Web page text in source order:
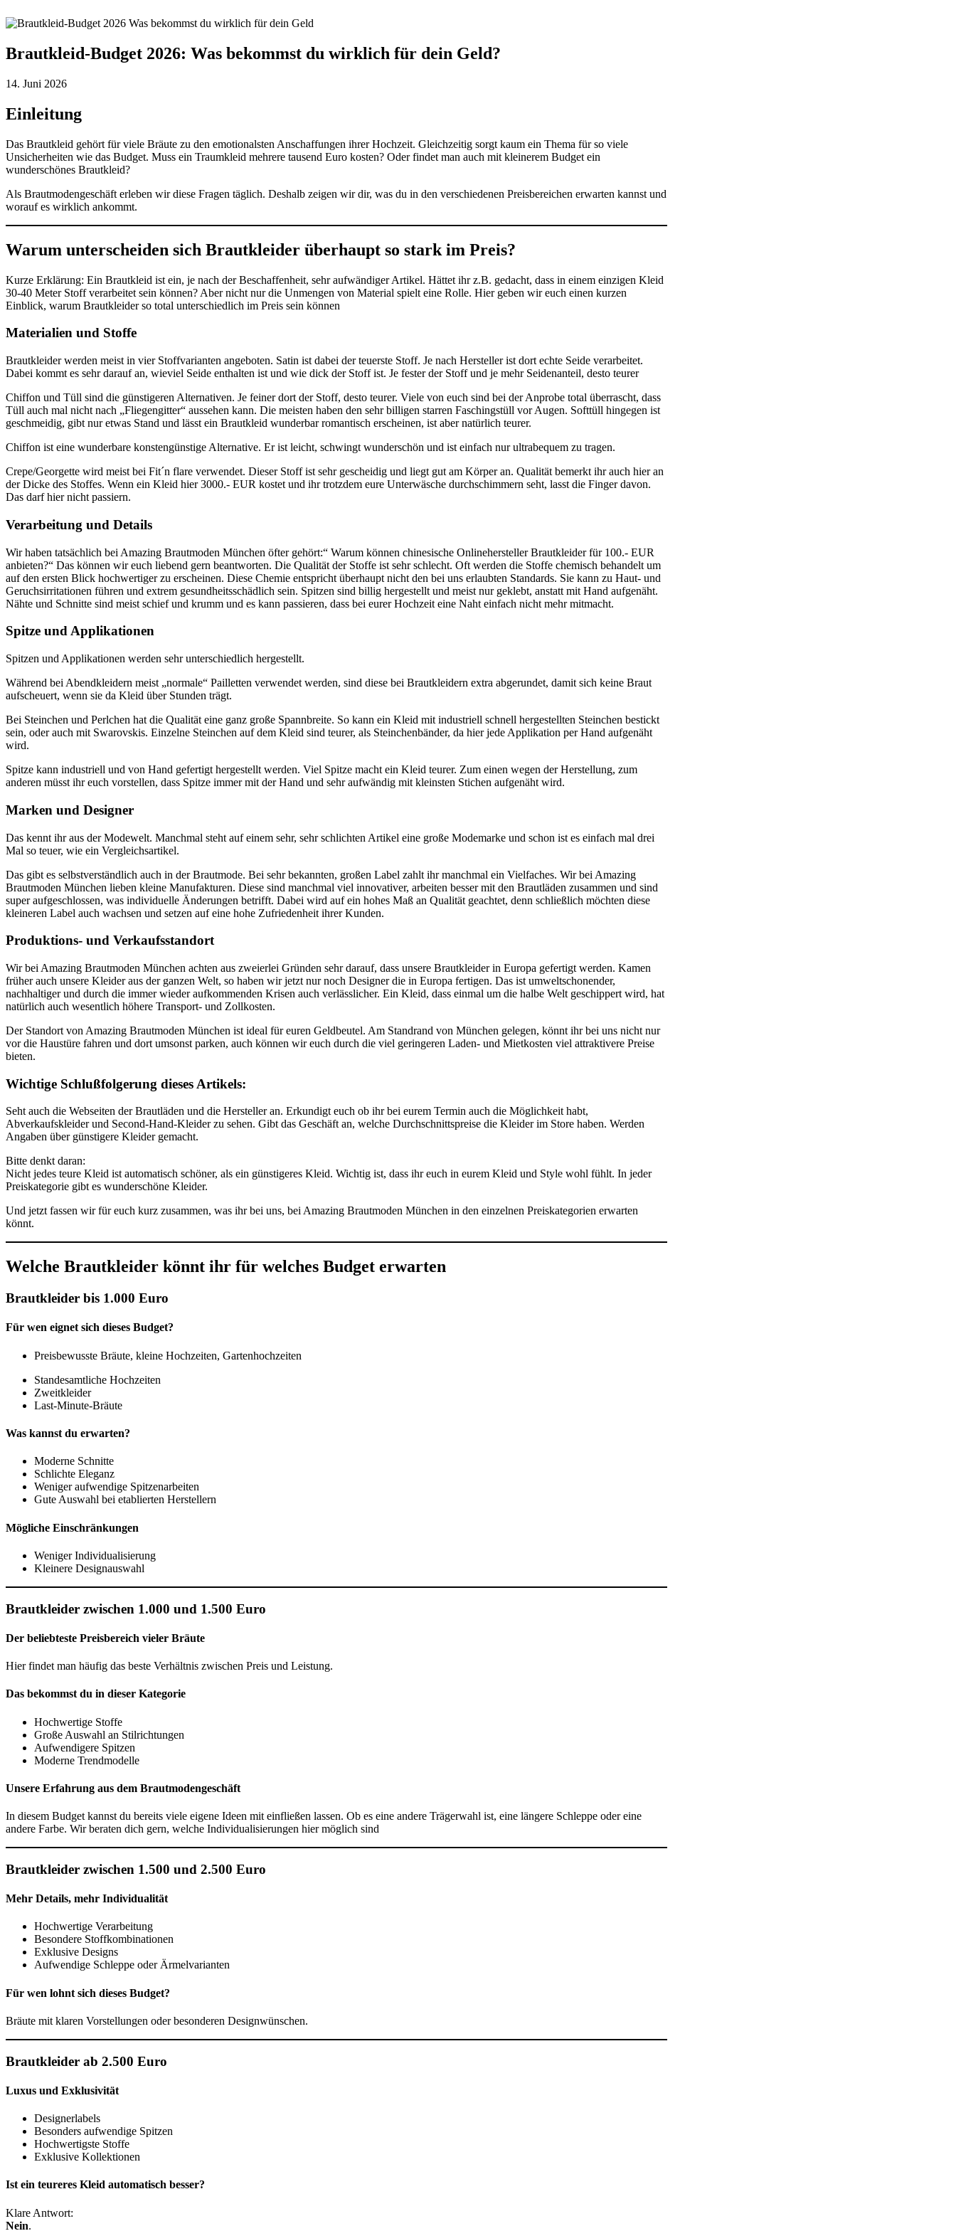
Brautkleid-Budget 2026: Was bekommst du wirklich für dein Geld?
14. Juni 2026
Einleitung
Das Brautkleid gehört für viele Bräute zu den emotionalsten Anschaffungen ihrer Hochzeit. Gleichzeitig sorgt kaum ein Thema für so viele
Unsicherheiten wie das Budget. Muss ein Traumkleid mehrere tausend Euro kosten? Oder findet man auch mit kleinerem Budget ein
wunderschönes Brautkleid?
Als Brautmodengeschäft erleben wir diese Fragen täglich. Deshalb zeigen wir dir, was du in den verschiedenen Preisbereichen erwarten kannst und
worauf es wirklich ankommt.
Warum unterscheiden sich Brautkleider überhaupt so stark im Preis?
Kurze Erklärung: Ein Brautkleid ist ein, je nach der Beschaffenheit, sehr aufwändiger Artikel. Hättet ihr z.B. gedacht, dass in einem einzigen Kleid
30-40 Meter Stoff verarbeitet sein können? Aber nicht nur die Unmengen von Material spielt eine Rolle. Hier geben wir euch einen kurzen
Einblick, warum Brautkleider so total unterschiedlich im Preis sein können
Materialien und Stoffe
Brautkleider werden meist in vier Stoffvarianten angeboten. Satin ist dabei der teuerste Stoff. Je nach Hersteller ist dort echte Seide verarbeitet.
Dabei kommt es sehr darauf an, wieviel Seide enthalten ist und wie dick der Stoff ist. Je fester der Stoff und je mehr Seidenanteil, desto teurer
Chiffon und Tüll sind die günstigeren Alternativen. Je feiner dort der Stoff, desto teurer. Viele von euch sind bei der Anprobe total überrascht, dass
Tüll auch mal nicht nach „Fliegengitter“ aussehen kann. Die meisten haben den sehr billigen starren Faschingstüll vor Augen. Softtüll hingegen ist
geschmeidig, gibt nur etwas Stand und lässt ein Brautkleid wunderbar romantisch erscheinen, ist aber natürlich teurer.
Chiffon ist eine wunderbare konstengünstige Alternative. Er ist leicht, schwingt wunderschön und ist einfach nur ultrabequem zu tragen.
Crepe/Georgette wird meist bei Fit´n flare verwendet. Dieser Stoff ist sehr gescheidig und liegt gut am Körper an. Qualität bemerkt ihr auch hier an
der Dicke des Stoffes. Wenn ein Kleid hier 3000.- EUR kostet und ihr trotzdem eure Unterwäsche durchschimmern seht, lasst die Finger davon.
Das darf hier nicht passiern.
Verarbeitung und Details
Wir haben tatsächlich bei Amazing Brautmoden München öfter gehört:“ Warum können chinesische Onlinehersteller Brautkleider für 100.- EUR
anbieten?“ Das können wir euch liebend gern beantworten. Die Qualität der Stoffe ist sehr schlecht. Oft werden die Stoffe chemisch behandelt um
auf den ersten Blick hochwertiger zu erscheinen. Diese Chemie entspricht überhaupt nicht den bei uns erlaubten Standards. Sie kann zu Haut- und
Geruchsirritationen führen und extrem gesundheitsschädlich sein. Spitzen sind billig hergestellt und meist nur geklebt, anstatt mit Hand aufgenäht.
Nähte und Schnitte sind meist schief und krumm und es kann passieren, dass bei eurer Hochzeit eine Naht einfach nicht mehr mitmacht.
Spitze und Applikationen
Spitzen und Applikationen werden sehr unterschiedlich hergestellt.
Während bei Abendkleidern meist „normale“ Pailletten verwendet werden, sind diese bei Brautkleidern extra abgerundet, damit sich keine Braut
aufscheuert, wenn sie da Kleid über Stunden trägt.
Bei Steinchen und Perlchen hat die Qualität eine ganz große Spannbreite. So kann ein Kleid mit industriell schnell hergestellten Steinchen bestickt
sein, oder auch mit Swarovskis. Einzelne Steinchen auf dem Kleid sind teurer, als Steinchenbänder, da hier jede Applikation per Hand aufgenäht
wird.
Spitze kann industriell und von Hand gefertigt hergestellt werden. Viel Spitze macht ein Kleid teurer. Zum einen wegen der Herstellung, zum
anderen müsst ihr euch vorstellen, dass Spitze immer mit der Hand und sehr aufwändig mit kleinsten Stichen aufgenäht wird.
Marken und Designer
Das kennt ihr aus der Modewelt. Manchmal steht auf einem sehr, sehr schlichten Artikel eine große Modemarke und schon ist es einfach mal drei
Mal so teuer, wie ein Vergleichsartikel.
Das gibt es selbstverständlich auch in der Brautmode. Bei sehr bekannten, großen Label zahlt ihr manchmal ein Vielfaches. Wir bei Amazing
Brautmoden München lieben kleine Manufakturen. Diese sind manchmal viel innovativer, arbeiten besser mit den Brautläden zusammen und sind
super aufgeschlossen, was individuelle Änderungen betrifft. Dabei wird auf ein hohes Maß an Qualität geachtet, denn schließlich möchten diese
kleineren Label auch wachsen und setzen auf eine hohe Zufriedenheit ihrer Kunden.
Produktions- und Verkaufsstandort
Wir bei Amazing Brautmoden München achten aus zweierlei Gründen sehr darauf, dass unsere Brautkleider in Europa gefertigt werden. Kamen
früher auch unsere Kleider aus der ganzen Welt, so haben wir jetzt nur noch Designer die in Europa fertigen. Das ist umweltschonender,
nachhaltiger und durch die immer wieder aufkommenden Krisen auch verlässlicher. Ein Kleid, dass einmal um die halbe Welt geschippert wird, hat
natürlich auch wesentlich höhere Transport- und Zollkosten.
Der Standort von Amazing Brautmoden München ist ideal für euren Geldbeutel. Am Standrand von München gelegen, könnt ihr bei uns nicht nur
vor die Haustüre fahren und dort umsonst parken, auch können wir euch durch die viel geringeren Laden- und Mietkosten viel attraktivere Preise
bieten.
Wichtige Schlußfolgerung dieses Artikels:
Seht auch die Webseiten der Brautläden und die Hersteller an. Erkundigt euch ob ihr bei eurem Termin auch die Möglichkeit habt,
Abverkaufskleider und Second-Hand-Kleider zu sehen. Gibt das Geschäft an, welche Durchschnittspreise die Kleider im Store haben. Werden
Angaben über günstigere Kleider gemacht.
Bitte denkt daran:
Nicht jedes teure Kleid ist automatisch schöner, als ein günstigeres Kleid. Wichtig ist, dass ihr euch in eurem Kleid und Style wohl fühlt. In jeder
Preiskategorie gibt es wunderschöne Kleider.
Und jetzt fassen wir für euch kurz zusammen, was ihr bei uns, bei Amazing Brautmoden München in den einzelnen Preiskategorien erwarten
könnt.
Welche Brautkleider könnt ihr für welches Budget erwarten
Brautkleider bis 1.000 Euro
Für wen eignet sich dieses Budget?
Preisbewusste Bräute, kleine Hochzeiten, Gartenhochzeiten
Standesamtliche Hochzeiten
Zweitkleider
Last-Minute-Bräute
Was kannst du erwarten?
Moderne Schnitte
Schlichte Eleganz
Weniger aufwendige Spitzenarbeiten
Gute Auswahl bei etablierten Herstellern
Mögliche Einschränkungen
Weniger Individualisierung
Kleinere Designauswahl
Brautkleider zwischen 1.000 und 1.500 Euro
Der beliebteste Preisbereich vieler Bräute
Hier findet man häufig das beste Verhältnis zwischen Preis und Leistung.
Das bekommst du in dieser Kategorie
Hochwertige Stoffe
Große Auswahl an Stilrichtungen
Aufwendigere Spitzen
Moderne Trendmodelle
Unsere Erfahrung aus dem Brautmodengeschäft
In diesem Budget kannst du bereits viele eigene Ideen mit einfließen lassen. Ob es eine andere Trägerwahl ist, eine längere Schleppe oder eine
andere Farbe. Wir beraten dich gern, welche Individualisierungen hier möglich sind
Brautkleider zwischen 1.500 und 2.500 Euro
Mehr Details, mehr Individualität
Hochwertige Verarbeitung
Besondere Stoffkombinationen
Exklusive Designs
Aufwendige Schleppe oder Ärmelvarianten
Für wen lohnt sich dieses Budget?
Bräute mit klaren Vorstellungen oder besonderen Designwünschen.
Brautkleider ab 2.500 Euro
Luxus und Exklusivität
Designerlabels
Besonders aufwendige Spitzen
Hochwertigste Stoffe
Exklusive Kollektionen
Ist ein teureres Kleid automatisch besser?
Klare Antwort:
Nein.